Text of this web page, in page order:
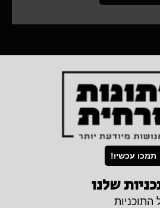
תמכו עכשיו!
שלנו
התוכניות